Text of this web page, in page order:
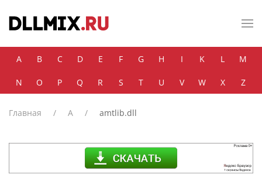
Skip to main content
A B C D E F G H I K L M
N O P Q R S T U V W X Z
Главная A amtlib.dll